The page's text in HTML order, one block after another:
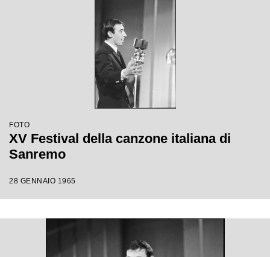
FOTO
XV Festival della canzone italiana di
Sanremo
28 GENNAIO 1965